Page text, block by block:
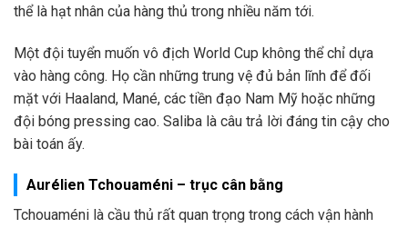
thể là hạt nhân của hàng thủ trong nhiều năm tới.
Một đội tuyển muốn vô địch World Cup không thể chỉ dựa
vào hàng công. Họ cần những trung vệ đủ bản lĩnh để đối
mặt với Haaland, Mané, các tiền đạo Nam Mỹ hoặc những
đội bóng pressing cao. Saliba là câu trả lời đáng tin cậy cho
bài toán ấy.
Aurélien Tchouaméni – trục cân bằng
Tchouaméni là cầu thủ rất quan trọng trong cách vận hành